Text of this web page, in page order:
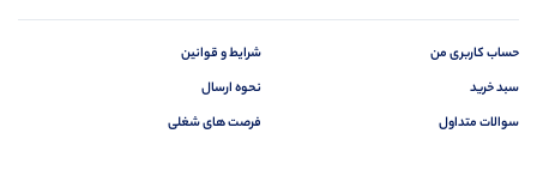
حساب کاربری من
سبد خرید
سوالات متداول
شرایط و قوانین
نحوه ارسال
فرصت های شغلی